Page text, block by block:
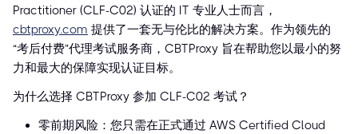
Practitioner (CLF-C02) 认证的 IT 专业人士而言，
cbtproxy.com 提供了一套无与伦比的解决方案。作为领先的
“考后付费”代理考试服务商，CBTProxy 旨在帮助您以最小的努
力和最大的保障实现认证目标。
为什么选择 CBTProxy 参加 CLF-C02 考试？
零前期风险：您只需在正式通过 AWS Certified Cloud